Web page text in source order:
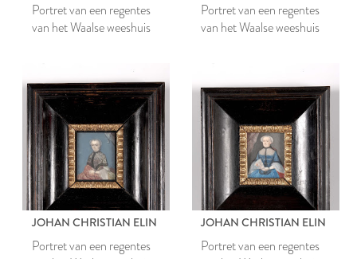
Portret van een regentes
van het Waalse weeshuis
Portret van een regentes
van het Waalse weeshuis
JOHAN CHRISTIAN ELIN
Portret van een regentes
JOHAN CHRISTIAN ELIN
Portret van een regentes